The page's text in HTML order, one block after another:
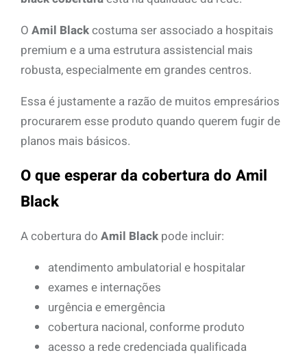
O Amil Blackcostuma ser associado a hospitais
premium e a uma estrutura assistencial mais
robusta, especialmente em grandes centros.
Essa é justamente a razão de muitos empresários
procurarem esse produto quando querem fugir de
planos mais básicos.
O que esperar da cobertura do Amil
Black
A cobertura do Amil Black pode incluir:
atendimento ambulatorial e hospitalar
exames e internações
urgência e emergência
cobertura nacional, conforme produto
acesso a rede credenciada qualificada